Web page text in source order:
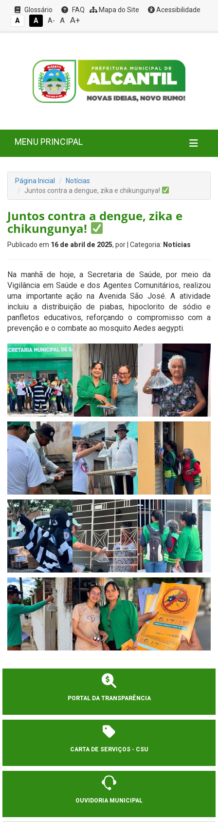
Glossário FAQ Mapa do Site
Acessibilidade
A
A A- A A+
MENU PRINCIPAL
Página Inicial
Notícias
Juntos contra a dengue, zika e chikungunya!
Juntos contra a dengue, zika e
chikungunya!
Publicado em 16 de abril de 2025, por | Categoria: Notícias
Na manhã de hoje, a Secretaria de Saúde, por meio da
Vigilância em Saúde e dos Agentes Comunitários, realizou
uma importante ação na Avenida São José. A atividade
incluiu a distribuição de piabas, hipoclorito de sódio e
panfletos educativos, reforçando o compromisso com a
prevenção e o combate ao mosquito Aedes aegypti.
PORTAL DA TRANSPARÊNCIA
CARTA DE SERVIÇOS - CSU
OUVIDORIA MUNICIPAL